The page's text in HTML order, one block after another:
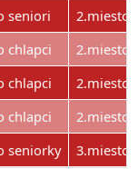
seniori
2.miesto
chlapci
2.miesto
chlapci
2.miesto
chlapci
2.miesto
seniorky 3.miesto